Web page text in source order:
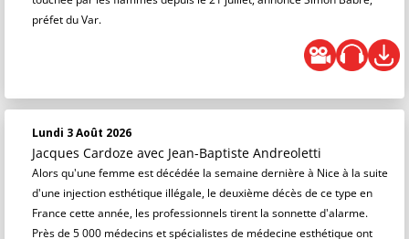
préfet du Var.
Lundi 3 Août 2026
Jacques Cardoze avec Jean-Baptiste Andreoletti
Alors qu'une femme est décédée la semaine dernière à Nice à la suite
d'une injection esthétique illégale, le deuxième décès de ce type en
France cette année, les professionnels tirent la sonnette d'alarme.
Près de 5 000 médecins et spécialistes de médecine esthétique ont